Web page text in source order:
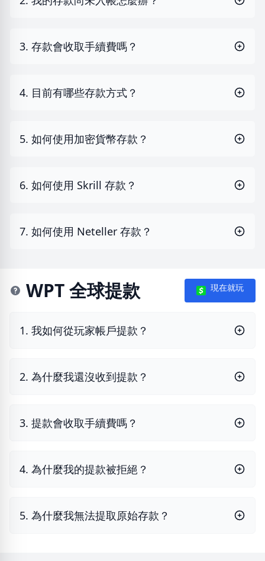
3. 存款會收取手續費嗎？
4. 目前有哪些存款方式？
5. 如何使用加密貨幣存款？
6. 如何使用 Skrill 存款？
7. 如何使用 Neteller 存款？
WPT 全球提款 現在就玩
1. 我如何從玩家帳戶提款？
2. 為什麼我還沒收到提款？
3. 提款會收取手續費嗎？
4. 為什麼我的提款被拒絕？
5. 為什麼我無法提取原始存款？